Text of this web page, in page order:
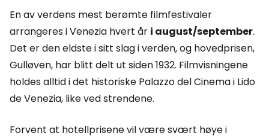
En av verdens mest berømte filmfestivaler
arrangeres i Venezia hvert år i august/september.
Det er den eldste i sitt slag i verden, og hovedprisen,
Gulløven, har blitt delt ut siden 1932. Filmvisningene
holdes alltid i det historiske Palazzo del Cinema i Lido
de Venezia, like ved strendene.
Forvent at hotellprisene vil være svært høye i